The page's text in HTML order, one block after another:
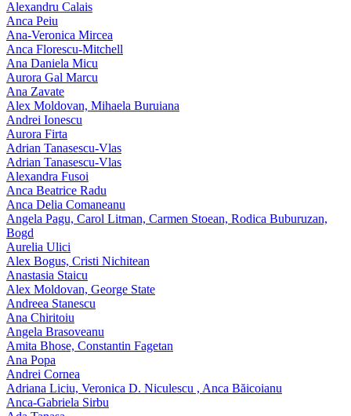
Alexandru Calais
Anca Peiu
Ana-Veronica Mircea
Anca Florescu-Mitchell
Ana Daniela Micu
Aurora Gal Marcu
Ana Zavate
Alex Moldovan, Mihaela Buruiana
Andrei Ionescu
Aurora Firta
Adrian Tanasescu‑Vlas
Adrian Tanasescu-Vlas
Alexandra Fusoi
Anca Beatrice Radu
Anca Delia Comaneanu
Angela Pagu, Carol Litman, Carmen Stoean, Rodica Buburuzan,
Bogd
Aurelia Ulici
Alex Bogus, Cristi Nichitean
Anastasia Staicu
Alex Moldovan, George State
Andreea Stanescu
Ana Chiritoiu
Angela Brasoveanu
Amita Bhose, Constantin Fagetan
Ana Popa
Andrei Cornea
Adriana Liciu, Veronica D. Niculescu , Anca Băicoianu
Anca‑Gabriela Sirbu